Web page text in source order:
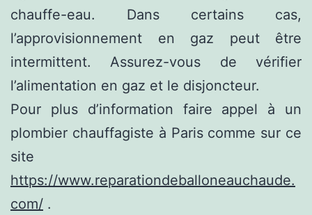
chauffe-eau. Dans certains cas,
l’approvisionnement en gaz peut être
intermittent. Assurez-vous de vérifier
l’alimentation en gaz et le disjoncteur.
Pour plus d’information faire appel à un
plombier chauffagiste à Paris comme sur ce
site
https://www.reparationdeballoneauchaude.
com/ .